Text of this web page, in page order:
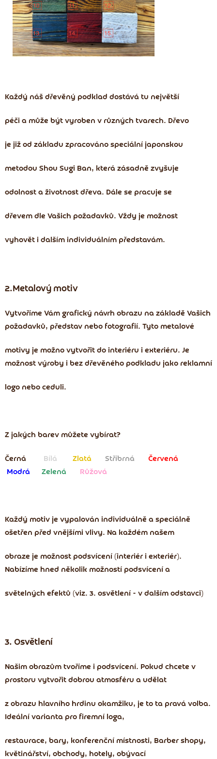
Každý náš dřevěný podklad dostává tu největší
péči a může být vyroben v různých tvarech. Dřevo
je již od základu zpracováno speciální japonskou
metodou Shou Sugi Ban, která zásadně zvyšuje
odolnost a životnost dřeva. Dále se pracuje se
dřevem dle Vašich požadavků. Vždy je možnost
vyhovět i dalším individuálním představám.
2.Metalový motiv
Vytvoříme Vám grafický návrh obrazu na základě Vašich
požadavků, představ nebo fotografií. Tyto metalové
motivy je možno vytvořit do interiéru i exteriéru. Je
možnost výroby i bez dřevěného podkladu jako reklamní
logo nebo ceduli.
Z jakých barev můžete vybírat?
Černá Bílá Zlatá Stříbrná
Červená
Modrá
Zelená Růžová
Každý motiv je vypalován individuálně a speciálně
ošetřen před vnějšími vlivy. Na každém našem
obraze je možnost podsvícení (interiér i exteriér).
Nabízíme hned několik možností podsvícení a
světelných efektů (viz. 3. osvětlení - v dalším odstavci)
3. Osvětlení
Našim obrazům tvoříme i podsvícení. Pokud chcete v
prostoru vytvořit dobrou atmosféru a udělat
z obrazu hlavního hrdinu okamžiku, je to ta pravá volba.
Ideální varianta pro firemní loga,
restaurace, bary, konferenční místnosti, Barber shopy,
květinářství, obchody, hotely, obývací